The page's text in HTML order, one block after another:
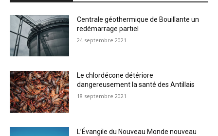
Centrale géothermique de Bouillante un
redémarrage partiel
24 septembre 2021
Le chlordécone détériore
dangereusement la santé des Antillais
18 septembre 2021
L’Évangile du Nouveau Monde nouveau